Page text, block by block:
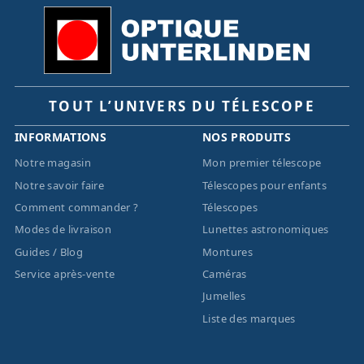
TOUT L’UNIVERS DU TÉLESCOPE
INFORMATIONS
Notre magasin
Notre savoir faire
Comment commander ?
Modes de livraison
Guides / Blog
Service après-vente
NOS PRODUITS
Mon premier télescope
Télescopes pour enfants
Télescopes
Lunettes astronomiques
Montures
Caméras
Jumelles
Liste des marques